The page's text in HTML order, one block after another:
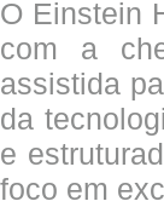
O Einstein
com a
assistida
da
e
foco em